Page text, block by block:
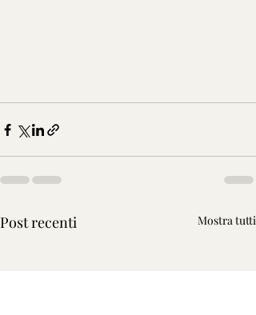
Post recenti Mostra tutti